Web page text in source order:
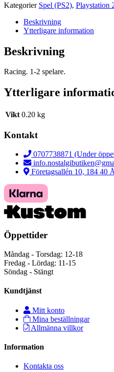
Kategorier Spel (PS2), Playstation
Beskrivning
Ytterligare information
Beskrivning
Racing. 1-2 spelare.
Ytterligare
Vikt 0.20 kg
Kontakt
0707738871 (Under
Företagsallén 10, 184 40
Öppettider
Måndag - Torsdag: 12-18
Fredag - Lördag: 11-15
Söndag - Stängt
Kundtjänst
Mitt konto
Mina beställningar
Allmänna villkor
Information
Kontakta oss